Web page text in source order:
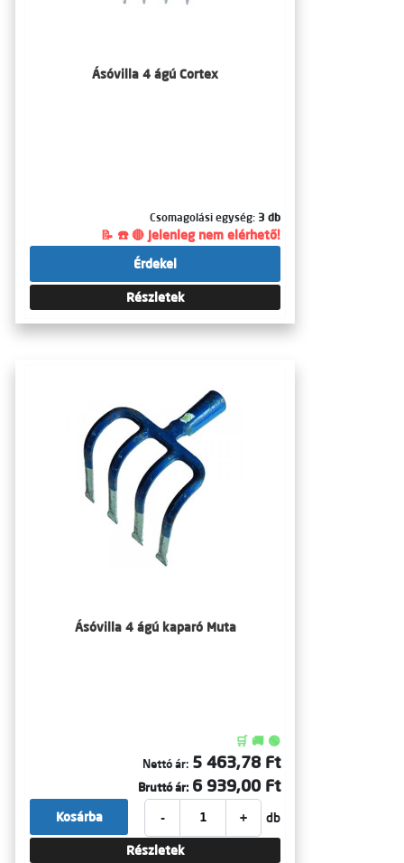
Ásóvilla 4 ágú Cortex
Csomagolási egység: 3 db
📝 ☎️ 🔴 Jelenleg nem elérhető!
Érdekel
Részletek
Ásóvilla 4 ágú kaparó Muta
🛒 🚚 🟢
Nettó ár: 5 463,78 Ft
Bruttó ár: 6 939,00 Ft
- + db
Kosárba
Részletek